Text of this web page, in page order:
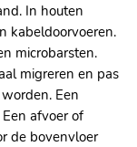
In houten
kabeldoorvoeren.​
microbarsten.​
migreren en pas
Een
afvoer of
de bovenvloer